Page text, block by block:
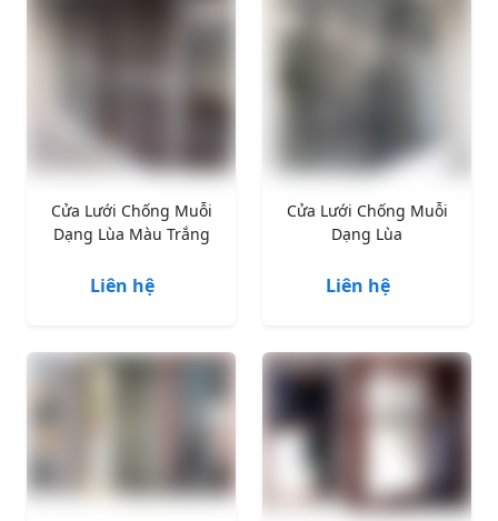
Cửa Lưới Chống Muỗi
Dạng Lùa Màu Trắng
Liên hệ
Cửa Lưới Chống Muỗi
Dạng Lùa
Liên hệ